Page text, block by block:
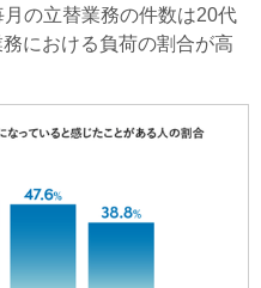
の立替業務の件数は20代
における負荷の割合が高